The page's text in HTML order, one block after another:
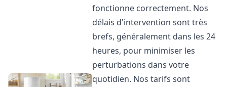
fonctionne correctement. Nos
délais d'intervention sont très
brefs, généralement dans les 24
heures, pour minimiser les
perturbations dans votre
quotidien. Nos tarifs sont